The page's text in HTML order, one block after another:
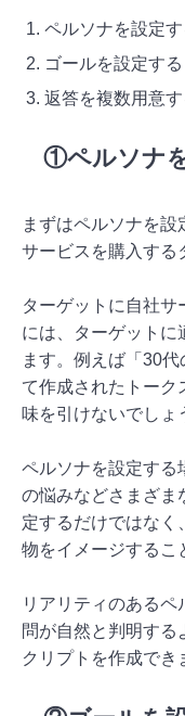
ペルソナを設定す
ゴールを設定する
返答を複数用意す
①ペルソナ
まずはペルソナを
サービスを購入する
ターゲットに自社サ
には、ターゲットに
ます。例えば「30
て作成されたトーク
味を引けないでしょ
ペルソナを設定する
の悩みなどさまざま
定するだけではなく
物をイメージするこ
リアリティのある
問が自然と判明する
クリプトを作成でき